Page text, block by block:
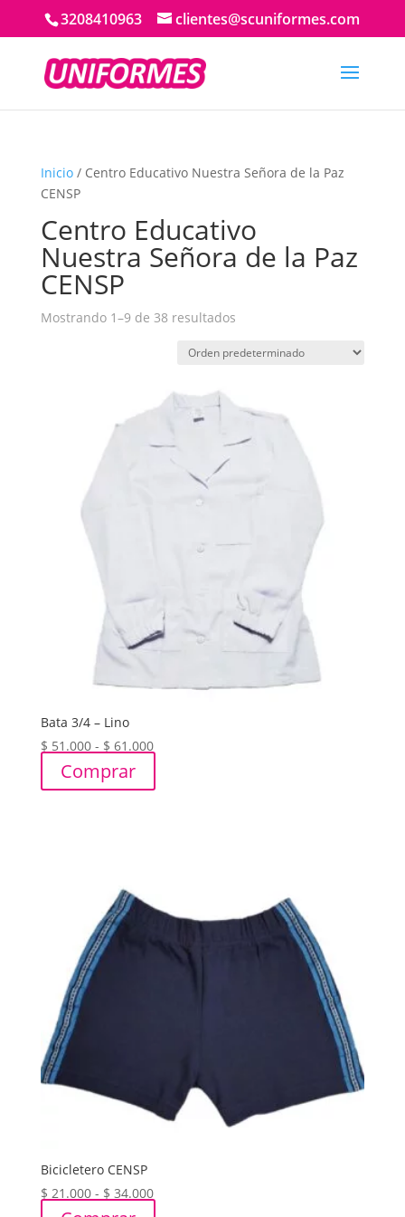
3208410963 clientes@scuniformes.com
Inicio/ Centro Educativo Nuestra Señora de la Paz
CENSP
Centro Educativo
Nuestra Señora de la Paz
CENSP
Mostrando 1–9 de 38 resultados
Bata 3/4 – Lino
$ 51.000 - $ 61.000Rango
precios:
Comprar
Bicicletero CENSP
$ 21.000 - $ 34.000Rango